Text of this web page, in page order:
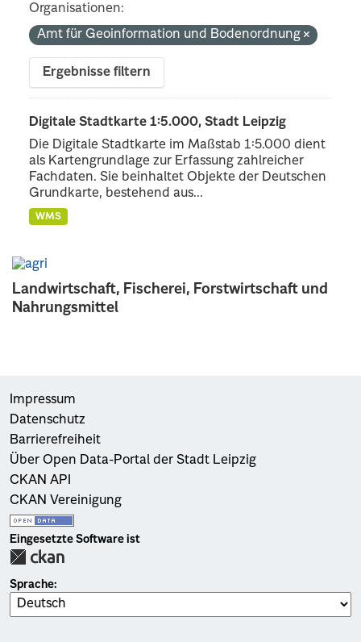
Landwirtschaft, Fischerei, Forstwirtschaft und
Nahrungsmittel
Organisationen:
Amt für Geoinformation und Bodenordnung
Ergebnisse filtern
Digitale Stadtkarte 1:5.000, Stadt Leipzig
Die Digitale Stadtkarte im Maßstab 1:5.000 dient
als Kartengrundlage zur Erfassung zahlreicher
Fachdaten. Sie beinhaltet Objekte der Deutschen
Grundkarte, bestehend aus...
WMS
Impressum
Datenschutz
Barrierefreiheit
Über Open Data-Portal der Stadt Leipzig
CKAN API
CKAN Vereinigung
Eingesetzte Software ist
Sprache